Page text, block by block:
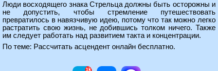
Люди восходящего знака Стрельца должны быть осторожны и
не допустить, чтобы стремление путешествовать
превратилось в навязчивую идею, потому что так можно легко
растратить свою жизнь, не добившись толком ничего. Также
им следует работать над развитием такта и концентрации.
По теме: Рассчитать асцендент онлайн бесплатно.